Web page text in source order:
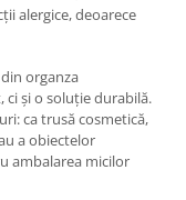
alergice, deoarece
organza
ci și o soluție durabilă.
ca trusă cosmetică,
a obiectelor
ambalarea micilor